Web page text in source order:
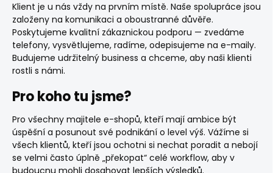
Klient je u nás vždy na prvním místě. Naše spolupráce jsou
založeny na komunikaci a oboustranné důvěře.
Poskytujeme kvalitní zákaznickou podporu — zvedáme
telefony, vysvětlujeme, radíme, odepisujeme na e-maily.
Budujeme udržitelný business a chceme, aby naši klienti
rostli s námi.
Pro koho tu jsme?
Pro všechny majitele e-shopů, kteří mají ambice být
úspěšní a posunout své podnikání o level výš. Vážíme si
všech klientů, kteří jsou ochotni si nechat poradit a nebojí
se velmi často úplně „překopat“ celé workflow, aby v
budoucnu mohli dosahovat lepších výsledků.